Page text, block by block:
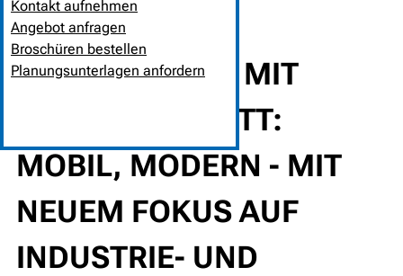
Kontakt aufnehmen
Angebot anfragen
Broschüren bestellen
Planungsunterlagen anfordern
28. Januar 2017❘
NOVOFERM.DE MIT
NEUEM AUFTRITT:
MOBIL, MODERN - MIT
NEUEM FOKUS AUF
INDUSTRIE- UND